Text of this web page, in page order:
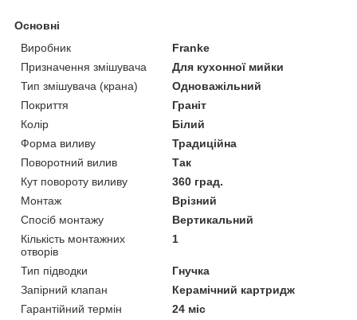
Основні
Виробник
Franke
Призначення змішувача
Для кухонної мийки
Тип змішувача (крана)
Одноважільний
Покриття
Граніт
Колір
Білий
Форма виливу
Традиційна
Поворотний вилив
Так
Кут повороту виливу
360 град.
Монтаж
Врізний
Спосіб монтажу
Вертикальний
Кількість монтажних
отворів
1
Тип підводки
Гнучка
Запірний клапан
Керамічний картридж
Гарантійний термін
24 міс